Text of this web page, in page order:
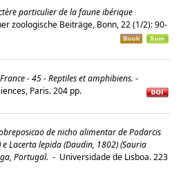
particulier de la faune ibérique
zoologische Beiträge, Bonn, 22 (1/2): 90-
- 45 - Reptiles et amphibiens. -
Paris. 204 pp.
de nicho alimentar de Podarcis
Lacerta lepida (Daudin, 1802) (Sauria
Portugal. - Universidade de Lisboa. 223